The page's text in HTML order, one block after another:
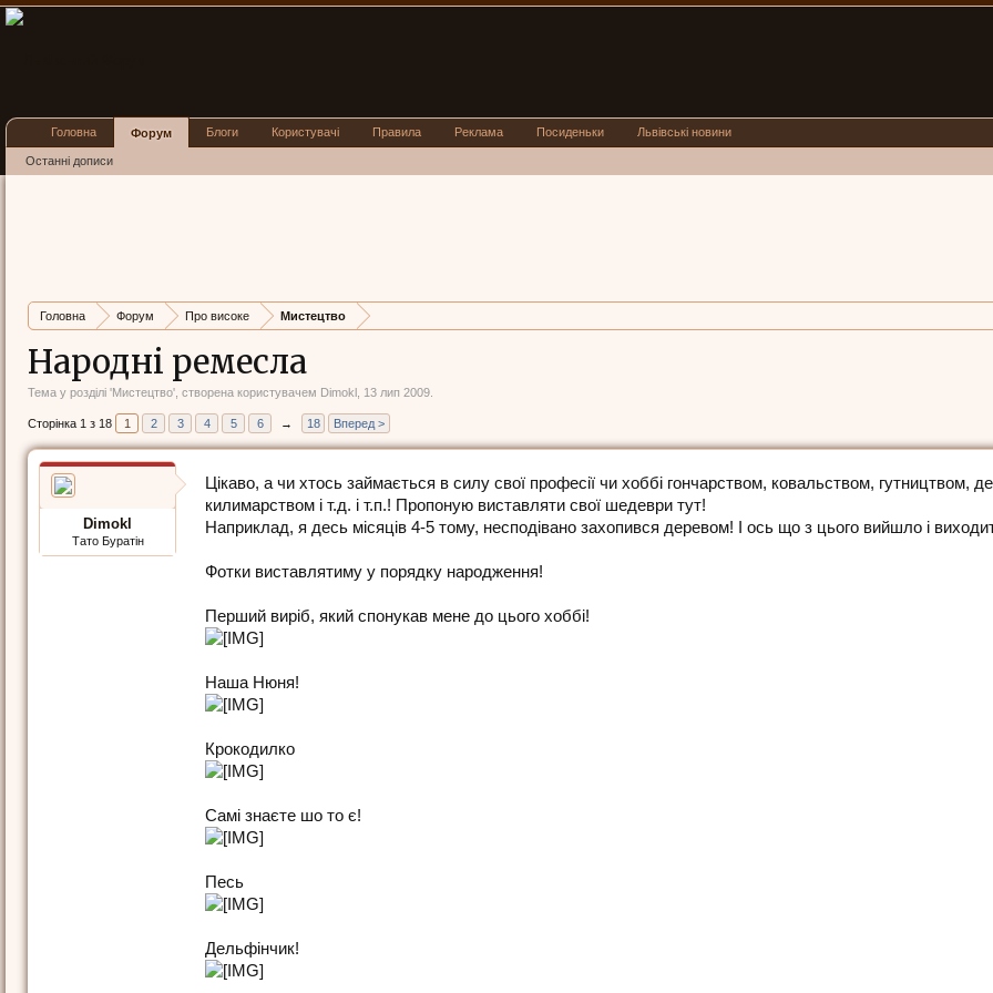
Головна Форум Про високе Мистецтво
Народні ремесла
Тема у розділі 'Мистецтво', створена користувачем Dimokl 13 лип 2009
Сторінка 1 з 18 1 2 3 4 5 6 → 18 Вперед >
Dimokl
Тато Буратін
Цікаво, а чи хтось займається в силу свої професії чи хоббі гончарством, ковальством, гутництвом,
килимарством і т.д. і т.п.! Пропоную виставляти свої шедеври тут!
Наприклад, я десь місяців 4-5 тому, несподівано захопився деревом! І ось що з цього вийшло і
Фотки виставлятиму у порядку народження!
Перший виріб, який спонукав мене до цього хоббі!
Наша Нюня!
Крокодилко
Самі знаєте шо то є!
Песь
Дельфінчик!
Головна Форум
Останні дописи
Блоги Користувачі Правила Реклама Посиденьки Львівські новини